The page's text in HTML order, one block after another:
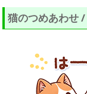
猫のつめあわせ